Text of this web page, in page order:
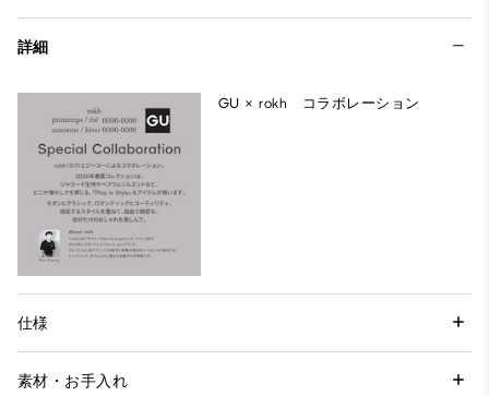
詳細
GU × rokh コラボレーション
仕様
素材・お手入れ